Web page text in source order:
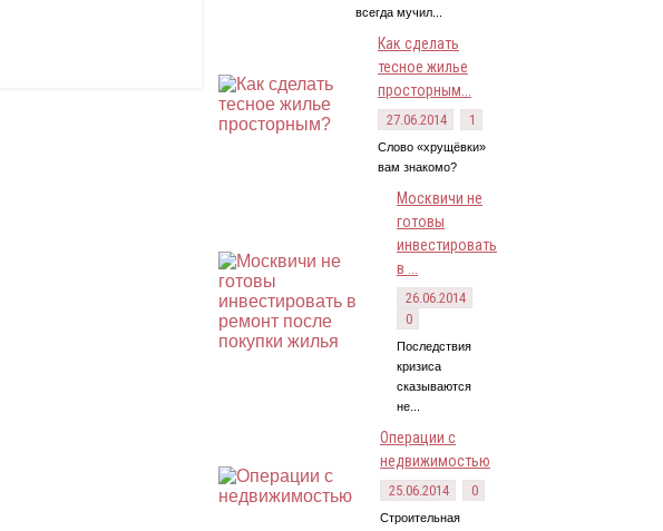
всегда мучил...
Как сделать
тесное жилье
просторным...
27.06.2014 1
Слово «хрущёвки»
вам знакомо?
Москвичи не
готовы
инвестировать
в ...
26.06.2014
0
Последствия
кризиса
сказываются
не...
Операции с
недвижимостью
25.06.2014 0
Строительная